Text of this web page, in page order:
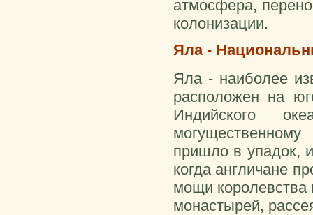
атмосфера,
колонизации.
Яла -
Яла - наиболее
расположен на
Индийского
пришло в упадок,
когда англичане
мощи королевства
монастырей,